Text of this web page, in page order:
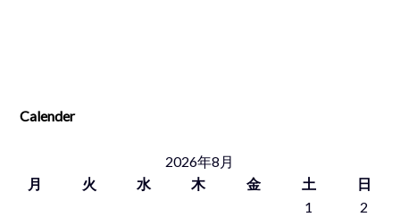
Calender
2026年8月
月
火 水 木 金 土
日
1
2